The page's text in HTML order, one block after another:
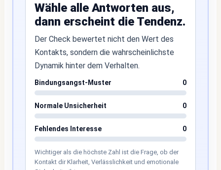
Wähle alle Antworten aus,
dann erscheint die Tendenz.
Der Check bewertet nicht den Wert des
Kontakts, sondern die wahrscheinlichste
Dynamik hinter dem Verhalten.
Bindungsangst-Muster 0
Normale Unsicherheit 0
Fehlendes Interesse 0
Wichtiger als die höchste Zahl ist die Frage, ob der
Kontakt dir Klarheit, Verlässlichkeit und emotionale